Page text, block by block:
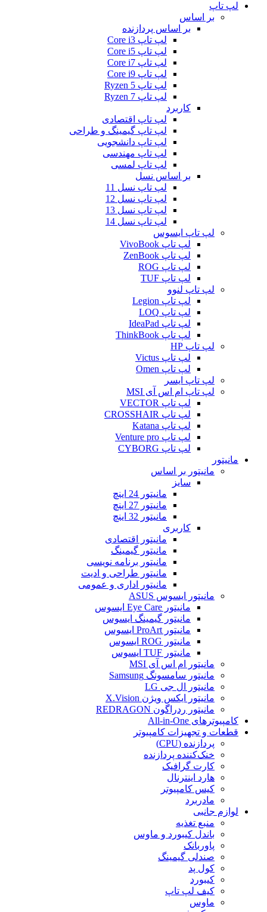
لپ تاپ
بر اساس
بر اساس پردازنده
لپ تاپ Core i3
لپ تاپ Core i5
لپ تاپ Core i7
لپ تاپ Core i9
لپ تاپ Ryzen 5
لپ تاپ Ryzen 7
کاربرد
لپ تاپ اقتصادی
لپ تاپ گیمینگ و طراحی
لپ تاپ دانشجویی
لپ تاپ مهندسی
لپ تاپ لمسی
بر اساس نسل
لپ تاپ نسل 11
لپ تاپ نسل 12
لپ تاپ نسل 13
لپ تاپ نسل 14
لپ تاپ ایسوس
لپ تاپ VivoBook
لپ تاپ ZenBook
لپ تاپ ROG
لپ تاپ TUF
لپ تاپ لنوو
لپ تاپ Legion
لپ تاپ LOQ
لپ تاپ IdeaPad
لپ تاپ ThinkBook
لپ تاپ HP
لپ تاپ Victus
لپ تاپ Omen
لپ تاپ ایسر
لپ تاپ ام اس آی MSI
لپ تاپ VECTOR
لپ تاپ CROSSHAIR
لپ تاپ Katana
لپ تاپ Venture pro
لپ تاپ CYBORG
مانیتور
مانیتور بر اساس
سایز
مانیتور 24 اینچ
مانیتور 27 اینچ
مانیتور 32 اینچ
کاربری
مانیتور اقتصادی
مانیتور گیمینگ
مانیتور برنامه نویسی
مانیتور طراحی و ادیت
مانیتور اداری و عمومی
مانیتور ایسوس ASUS
مانیتور Eye Care ایسوس
مانیتور گیمینگ ایسوس
مانیتور ProArt ایسوس
مانیتور ROG ایسوس
مانیتور TUF ایسوس
مانیتور ام اس آی MSI
مانیتور سامسونگ Samsung
مانیتور ال جی LG
مانیتور ایکس ویژن X.Vision
مانیتور ردراگون REDRAGON
کامپیوترهای All-in-One
قطعات و تجهیزات کامپیوتر
پردازنده (CPU)
خنک‌کننده پردازنده
کارت گرافیک
هارد اینترنال
کیس کامپیوتر
مادربرد
لوازم جانبی
منبع تغذیه
باندل کیبورد و ماوس
پاوربانک
صندلی گیمینگ
کول پد
کیبورد
کیف لپ تاپ
ماوس